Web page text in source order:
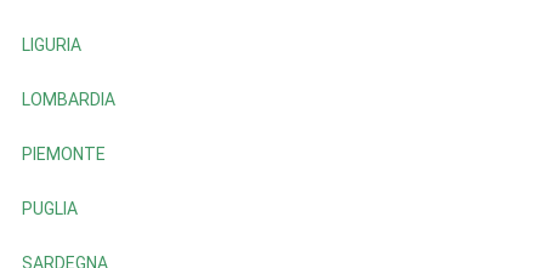
LIGURIA
LOMBARDIA
PIEMONTE
PUGLIA
SARDEGNA